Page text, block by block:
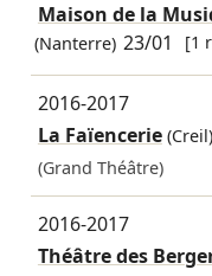
Maison de la
(Nanterre) 23/01 [1
2016-2017
La Faïencerie(Creil)
(Grand Théâtre)
2016-2017
Théâtre des